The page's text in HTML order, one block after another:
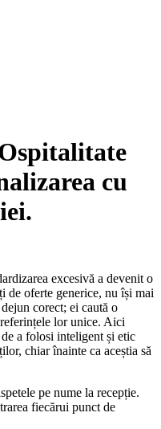
cu
excesivă a devenit o
de oferte generice, nu își mai
corect; ei caută o
lor unice. Aici
a folosi inteligent și etic
chiar înainte ca aceștia să
pe nume la recepție.
fiecărui punct de